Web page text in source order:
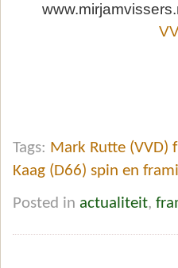
Tags: Mark Rutte (VVD)
Kaag (D66) spin en
Posted in actualiteit,